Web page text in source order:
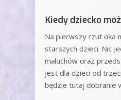
Kiedy dziecko
Na pierwszy rzut oka
starszych dzieci. Nic
maluchów oraz
jest dla dzieci od
będzie tutaj dobranie